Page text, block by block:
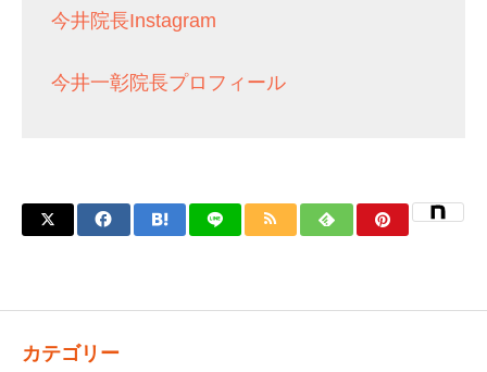
今井院長Instagram
今井一彰院長プロフィール
カテゴリー